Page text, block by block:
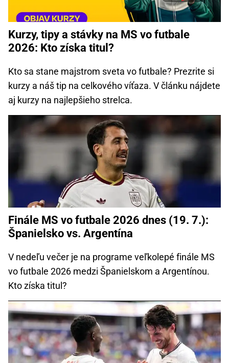
Kurzy, tipy a stávky na MS vo futbale
2026: Kto získa titul?
Kto sa stane majstrom sveta vo futbale? Prezrite si
kurzy a náš tip na celkového víťaza. V článku nájdete
aj kurzy na najlepšieho strelca.
Finále MS vo futbale 2026 dnes (19. 7.):
Španielsko vs. Argentína
V nedeľu večer je na programe veľkolepé finále MS
vo futbale 2026 medzi Španielskom a Argentínou.
Kto získa titul?